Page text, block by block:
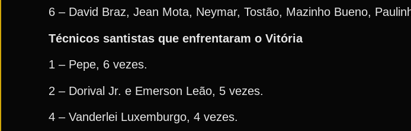
6 – David Braz, Jean Mota, Neymar, Tostão, Mazinho Bueno,
Técnicos santistas que enfrentaram o Vitória
1 – Pepe, 6 vezes.
2 – Dorival Jr. e Emerson Leão, 5 vezes.
4 – Vanderlei Luxemburgo, 4 vezes.